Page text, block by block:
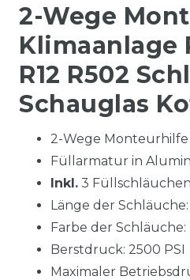
2-Wege
Klimaanlage
R12 R502
Schauglas
2-Wege Monteurhilfe
Füllarmatur in
Inkl. 3 Füllschläuchen
Länge der Schläuche:
Farbe der
Berstdruck: 2500 PSI
Maximaler